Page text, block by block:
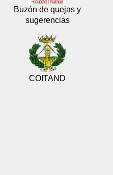
Buzón de quejas y
sugerencias
COITAND